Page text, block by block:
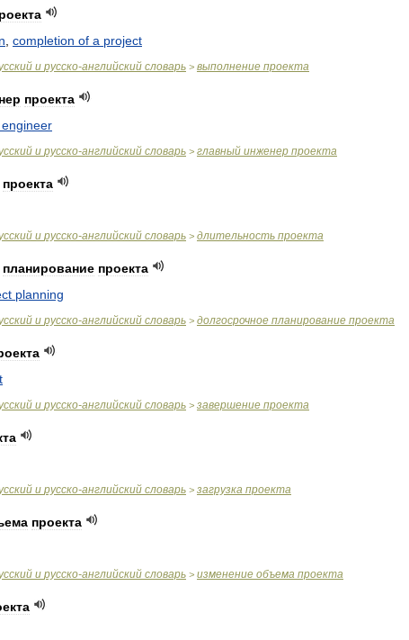
completion of a project
и русско-английский словарь > выполнение проекта
проекта
engineer
и русско-английский словарь > главный инженер проекта
проекта
и русско-английский словарь > длительность проекта
планирование проекта
planning
и русско-английский словарь > долгосрочное планирование проекта
и русско-английский словарь > завершение проекта
и русско-английский словарь > загрузка проекта
проекта
и русско-английский словарь > изменение объема проекта